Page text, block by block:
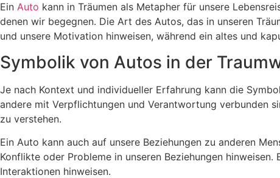
Ein Auto kann in Träumen als Metapher für unsere
denen wir begegnen. Die Art des Autos, das in unseren
und unsere Motivation hinweisen, während ein altes und
Symbolik von Autos in der
Je nach Kontext und individueller Erfahrung kann die
andere mit Verpflichtungen und Verantwortung verbunden
zu verstehen.
Ein Auto kann auch auf unsere Beziehungen zu anderen
Konflikte oder Probleme in unseren Beziehungen
Interaktionen hinweisen.